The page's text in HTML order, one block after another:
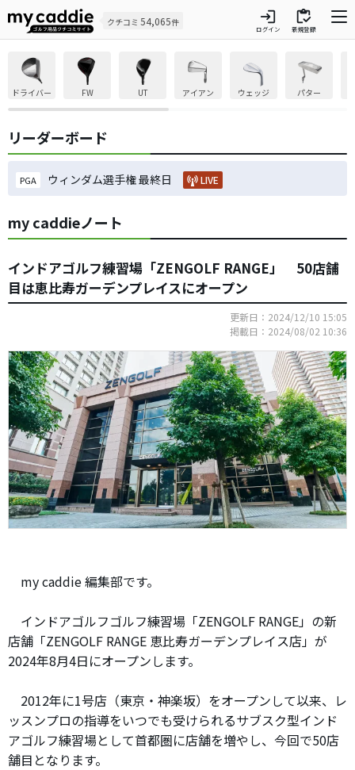
クチコミ 54,065件 login
ログイン
inventory
新規登録
ドライバー FW UT アイアン ウェッジ パター
リーダーボード
PGA ウィンダム選手権 最終日 LIVE
my caddieノート
インドアゴルフ練習場「ZENGOLF RANGE」 50店舗
目は恵比寿ガーデンプレイスにオープン
更新日：2024/12/10 15:05
掲載日：2024/08/02 10:36
my caddie 編集部です。
インドアゴルフゴルフ練習場「ZENGOLF RANGE」の新
店舗「ZENGOLF RANGE 恵比寿ガーデンプレイス店」が
2024年8月4日にオープンします。
2012年に1号店（東京・神楽坂）をオープンして以来、レ
ッスンプロの指導をいつでも受けられるサブスク型インド
アゴルフ練習場として首都圏に店舗を増やし、今回で50店
舗目となります。